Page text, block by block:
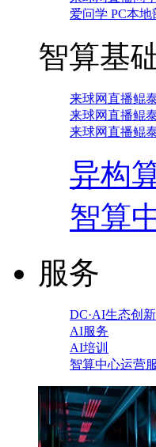
爱问学 PC本
智算基
来球网直播鲲
来球网直播鲲
来球网直播鲲
异构
智算
服务
DC·AI生态创
AI服务
AI培训
智算中心运营